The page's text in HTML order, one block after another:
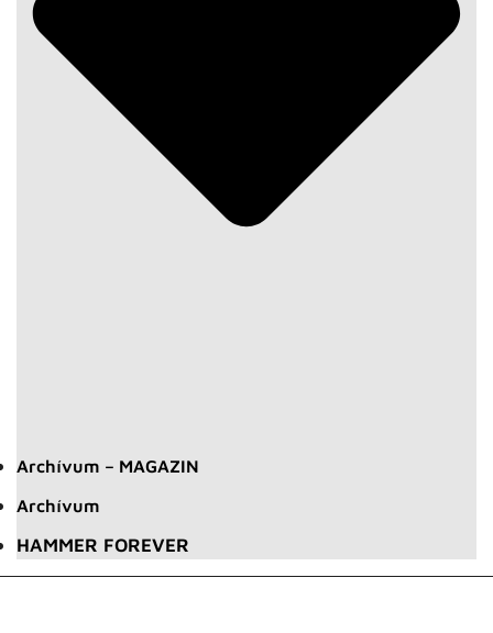
Archívum – MAGAZIN
Archívum
HAMMER FOREVER